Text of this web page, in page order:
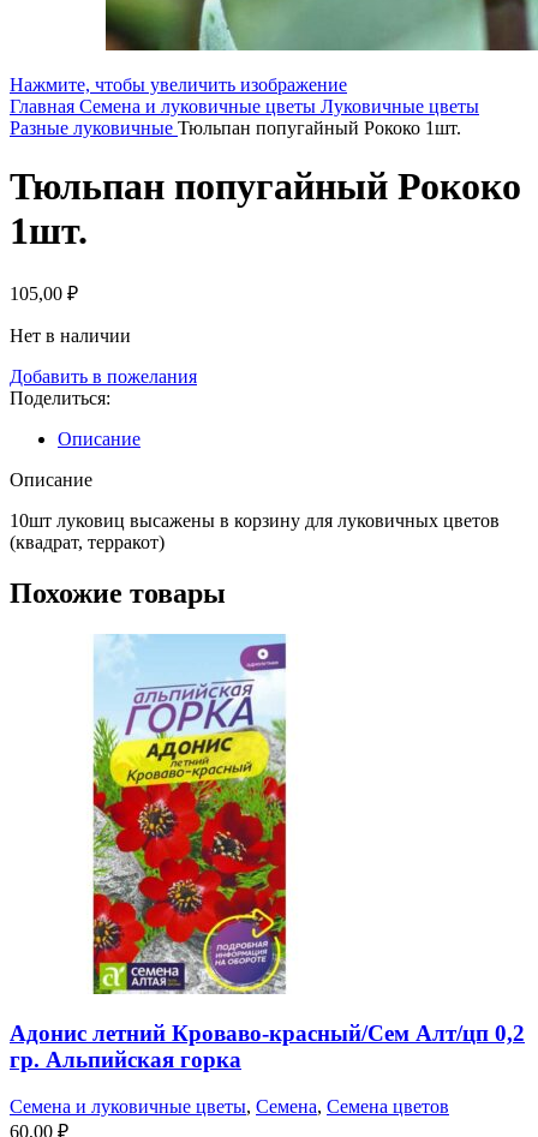
Нажмите, чтобы увеличить изображение
Главная Семена и луковичные цветы Луковичные цветы
Разные луковичные Тюльпан попугайный Рококо 1шт.
Тюльпан попугайный Рококо
1шт.
105,00 ₽
Нет в наличии
Добавить в пожелания
Поделиться:
Описание
Описание
10шт луковиц высажены в корзину для луковичных цветов
(квадрат, терракот)
Похожие товары
Адонис летний Кроваво-красный/Сем Алт/цп 0,2
гр. Альпийская горка
Семена и луковичные цветы, Семена, Семена цветов
60,00 ₽